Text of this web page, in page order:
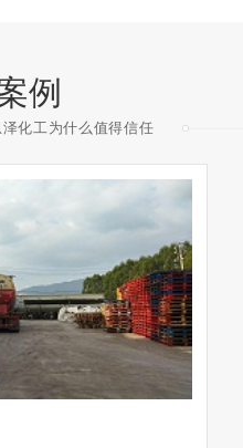
例
化工为什么值得信任